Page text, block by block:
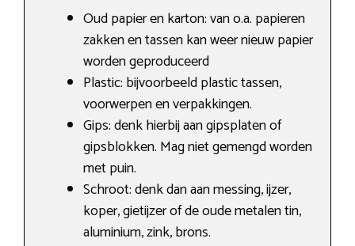
Oud papier en karton: van o.a. papieren
zakken en tassen kan weer nieuw papier
worden geproduceerd
Plastic: bijvoorbeeld plastic tassen,
voorwerpen en verpakkingen.
Gips: denk hierbij aan gipsplaten of
gipsblokken. Mag niet gemengd worden
met puin.
Schroot: denk dan aan messing, ijzer,
koper, gietijzer of de oude metalen tin,
aluminium, zink, brons.